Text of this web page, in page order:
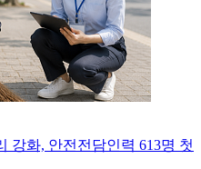
강화, 안전전담인력 613명 첫